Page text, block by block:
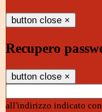
button close ×
Recupero
button close ×
all'indirizzo indicato